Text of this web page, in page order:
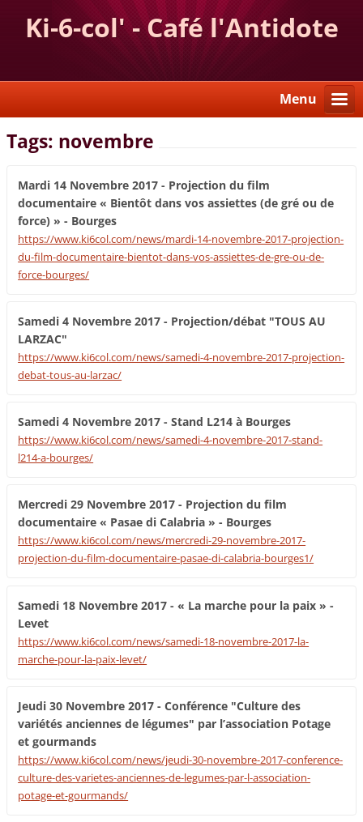
Ki-6-col' - Café l'Antidote
Menu
Tags: novembre
Mardi 14 Novembre 2017 - Projection du film
documentaire « Bientôt dans vos assiettes (de gré ou de
force) » - Bourges
https://www.ki6col.com/news/mardi-14-novembre-2017-projection-
du-film-documentaire-bientot-dans-vos-assiettes-de-gre-ou-de-
force-bourges/
Samedi 4 Novembre 2017 - Projection/débat "TOUS AU
LARZAC"
https://www.ki6col.com/news/samedi-4-novembre-2017-projection-
debat-tous-au-larzac/
Samedi 4 Novembre 2017 - Stand L214 à Bourges
https://www.ki6col.com/news/samedi-4-novembre-2017-stand-
l214-a-bourges/
Mercredi 29 Novembre 2017 - Projection du film
documentaire « Pasae di Calabria » - Bourges
https://www.ki6col.com/news/mercredi-29-novembre-2017-
projection-du-film-documentaire-pasae-di-calabria-bourges1/
Samedi 18 Novembre 2017 - « La marche pour la paix » -
Levet
https://www.ki6col.com/news/samedi-18-novembre-2017-la-
marche-pour-la-paix-levet/
Jeudi 30 Novembre 2017 - Conférence "Culture des
variétés anciennes de légumes" par l’association Potage
et gourmands
https://www.ki6col.com/news/jeudi-30-novembre-2017-conference-
culture-des-varietes-anciennes-de-legumes-par-l-association-
potage-et-gourmands/